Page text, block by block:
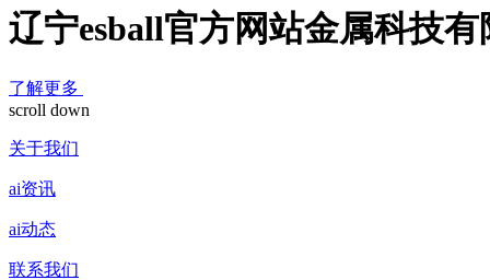
辽宁esball官方网站金属科技有
了解更多
scroll down
关于我们
ai资讯
ai动态
联系我们